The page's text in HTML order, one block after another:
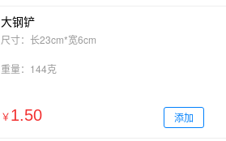
大钢铲
尺寸：长23cm*宽6cm
重量：144克
￥ 1.50 添加